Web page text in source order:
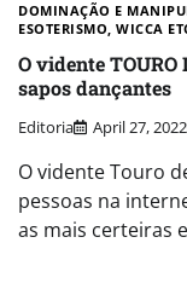
DOMINAÇÃO E
ESOTERISMO, WICCA
O vidente
sapos dançantes
Editoria April 27, 2022
O vidente Touro
pessoas na
as mais certeiras